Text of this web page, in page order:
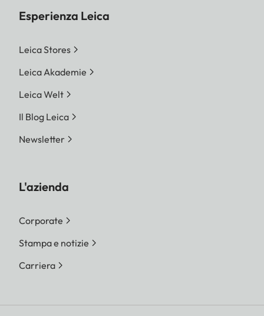
Esperienza Leica
Leica Stores
Leica Akademie
Leica Welt
Il Blog Leica
Newsletter
L'azienda
Corporate
Stampa e notizie
Carriera